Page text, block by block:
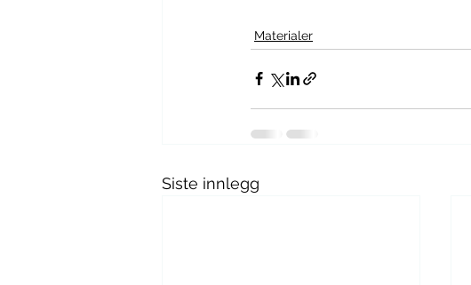
Materialer
Siste innlegg